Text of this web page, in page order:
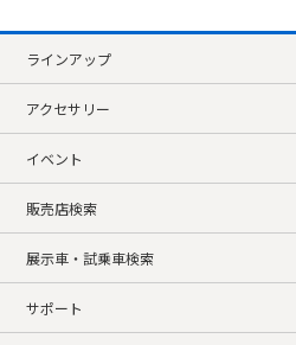
ラインアップ
アクセサリー
イベント
販売店検索
展示車・試乗車検索
サポート